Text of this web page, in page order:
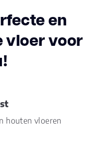
structuur
en
vloer voor
houten vloeren